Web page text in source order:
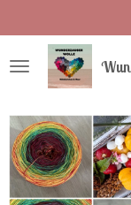
Hauptinhalt
springen